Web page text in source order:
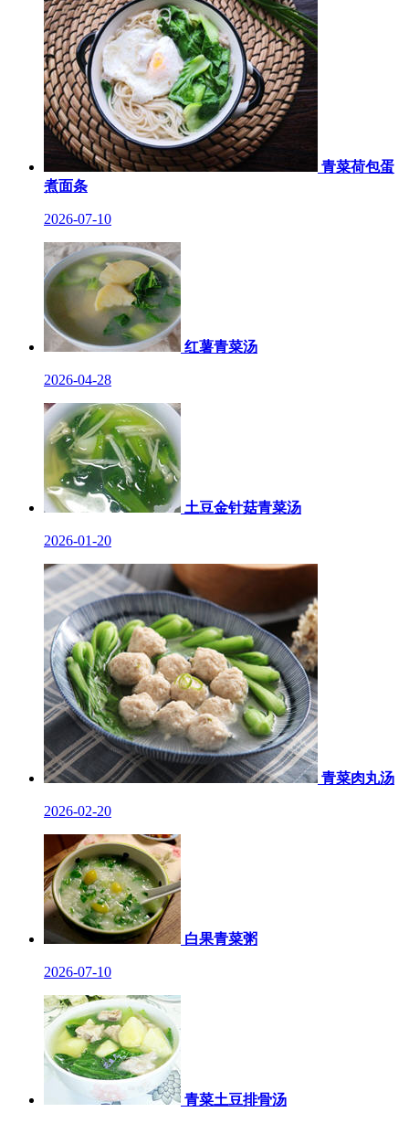
青菜荷包蛋
煮面条
2026-07-10
红薯青菜汤
2026-04-28
土豆金针菇青菜汤
2026-01-20
青菜肉丸汤
2026-02-20
白果青菜粥
2026-07-10
青菜土豆排骨汤